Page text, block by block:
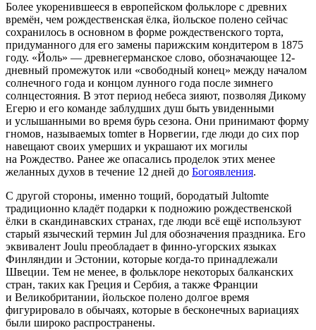
Более укоренившееся в европейском фольклоре с древних
времён, чем рождественская ёлка, йольское полено сейчас
сохранилось в основном в форме рождественского торта,
придуманного для его замены парижским кондитером в 1875
году. «Йоль» — древнегерманское слово, обозначающее 12-
дневный промежуток или «свободный конец» между началом
солнечного года и концом лунного года после зимнего
солнцестояния. В этот период небеса зияют, позволяя Дикому
Егерю и его команде заблудших душ быть увиденными
и услышанными во время бурь сезона. Они принимают форму
гномов, называемых tomter в Норвегии, где люди до сих пор
навещают своих умерших и украшают их могилы
на Рождество. Ранее же опасались проделок этих менее
желанных духов в течение 12 дней до Богоявления.
С другой стороны, именно тощий, бородатый Jultomte
традиционно кладёт подарки к подножию рождественской
ёлки в скандинавских странах, где люди всё ещё используют
старый языческий термин Jul для обозначения праздника. Его
эквивалент Joulu преобладает в финно-угорских языках
Финляндии и Эстонии, которые когда-то принадлежали
Швеции. Тем не менее, в фольклоре некоторых балканских
стран, таких как Греция и Сербия, а также Франции
и Великобритании, йольское полено долгое время
фигурировало в обычаях, которые в бесконечных вариациях
были широко распространены.